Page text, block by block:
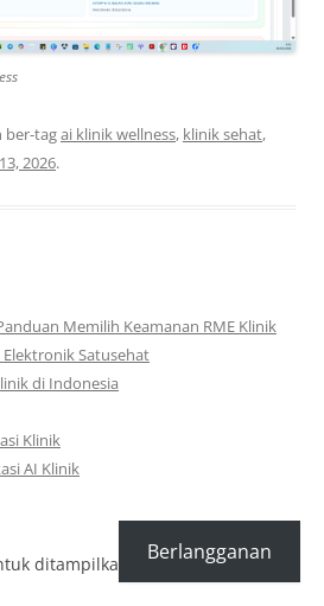
ber-tagai klinik wellness, klinik sehat,
2026.
Memilih Keamanan RME Klinik
Satusehat
di Indonesia
Klinik
AI Klinik
ditampilkan. Berlangganan